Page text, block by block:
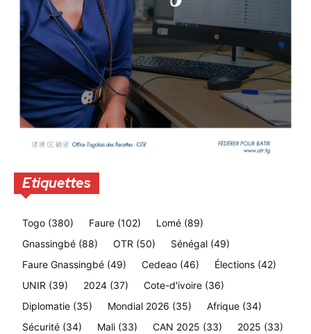
Etiquettes
Togo (380) Faure (102) Lomé (89)
Gnassingbé (88) OTR (50) Sénégal (49)
Faure Gnassingbé (49) Cedeao (46) Élections (42)
UNIR (39) 2024 (37) Cote-d'ivoire (36)
Diplomatie (35) Mondial 2026 (35) Afrique (34)
Sécurité (34) Mali (33) CAN 2025 (33) 2025 (33)